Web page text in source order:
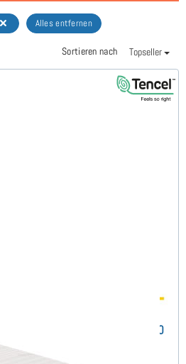
Alles entfernen
Sortieren nach Topseller
Lyocell 3D) 7cm Topper 110x200